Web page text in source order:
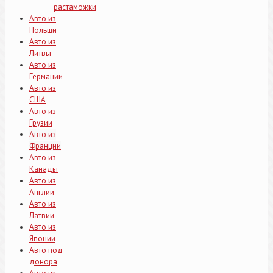
растаможки
Авто из
Польши
Авто из
Литвы
Авто из
Германии
Авто из
США
Авто из
Грузии
Авто из
Франции
Авто из
Канады
Авто из
Англии
Авто из
Латвии
Авто из
Японии
Авто под
донора